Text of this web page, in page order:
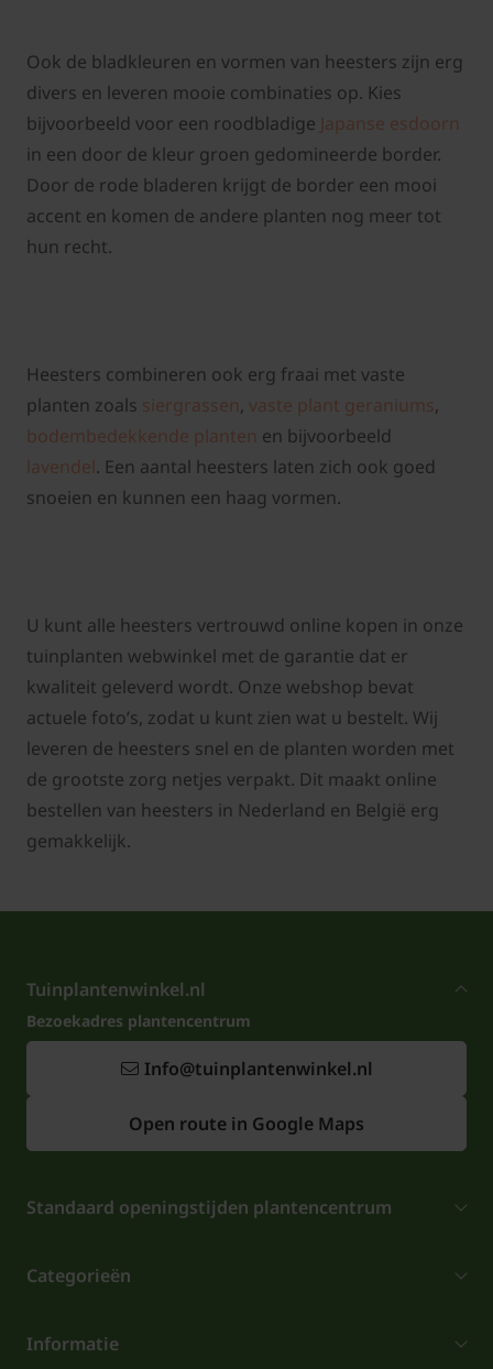
Ook de bladkleuren en vormen van heesters zijn erg
divers en leveren mooie combinaties op. Kies
bijvoorbeeld voor een roodbladige Japanse esdoorn
in een door de kleur groen gedomineerde border.
Door de rode bladeren krijgt de border een mooi
accent en komen de andere planten nog meer tot
hun recht.
Heesters combineren ook erg fraai met vaste
planten zoals siergrassen, vaste plant geraniums,
bodembedekkende planten en bijvoorbeeld
lavendel . Een aantal heesters laten zich ook goed
snoeien en kunnen een haag vormen.
U kunt alle heesters vertrouwd online kopen in onze
tuinplanten webwinkel met de garantie dat er
kwaliteit geleverd wordt. Onze webshop bevat
actuele foto’s, zodat u kunt zien wat u bestelt. Wij
leveren de heesters snel en de planten worden met
de grootste zorg netjes verpakt. Dit maakt online
bestellen van heesters in Nederland en België erg
gemakkelijk.
Tuinplantenwinkel.nl
Bezoekadres plantencentrum
Info@tuinplantenwinkel.nl
Open route in Google Maps
Standaard openingstijden plantencentrum
Categorieën
Informatie